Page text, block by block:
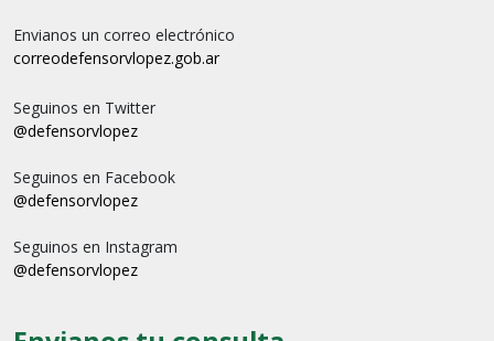
Envianos un correo electrónico
correodefensorvlopez.gob.ar
Seguinos en Twitter
@defensorvlopez
Seguinos en Facebook
@defensorvlopez
Seguinos en Instagram
@defensorvlopez